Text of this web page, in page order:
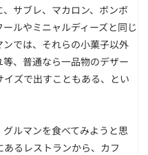
サブレ、マカロン、ボンボ
ルやミニャルディーズと同じ
では、それらの小菓子以外
、普通なら一品物のデザー
ズで出すこともある、とい
ルマンを食べてみようと思
るレストランから、カフ